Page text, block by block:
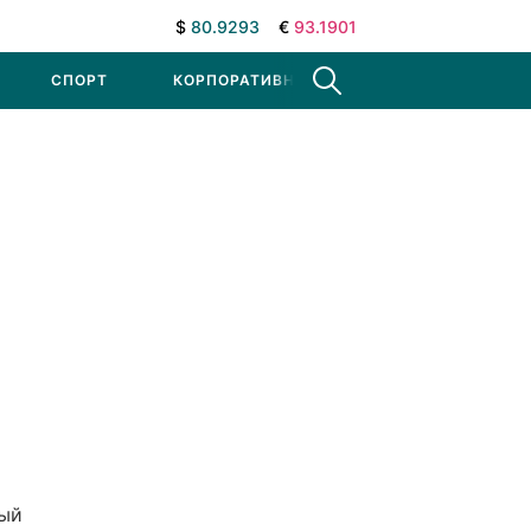
$ 80.9293 € 93.1901
СПОРТ КОРПОРАТИВНЫЕ НОВОСТИ